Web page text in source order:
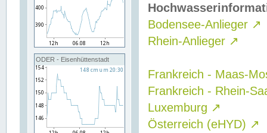
ODER - Eisenhüttenstadt
Bodensee-Anlieger ↗
Rhein-Anlieger ↗
Frankreich - Maas-
Frankreich - Rhein-
Luxemburg ↗
Österreich (eHYD) ↗